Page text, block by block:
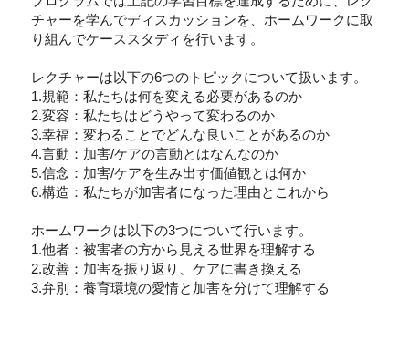
チャーを学んでディスカッションを、ホームワークに取
り組んでケーススタディを行います。
レクチャーは以下の6つのトピックについて扱います。
1.規範：私たちは何を変える必要があるのか
2.変容：私たちはどうやって変わるのか
3.幸福：変わることでどんな良いことがあるのか
4.言動：加害/ケアの言動とはなんなのか
5.信念：加害/ケアを生み出す価値観とは何か
6.構造：私たちが加害者になった理由とこれから
ホームワークは以下の3つについて行います。
1.他者：被害者の方から見える世界を理解する
2.改善：加害を振り返り、ケアに書き換える
3.弁別：養育環境の愛情と加害を分けて理解する